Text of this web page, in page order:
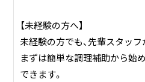
【未経験の方へ】
未経験の方でも、先輩スタッフ
まずは簡単な調理補助から始
できます。